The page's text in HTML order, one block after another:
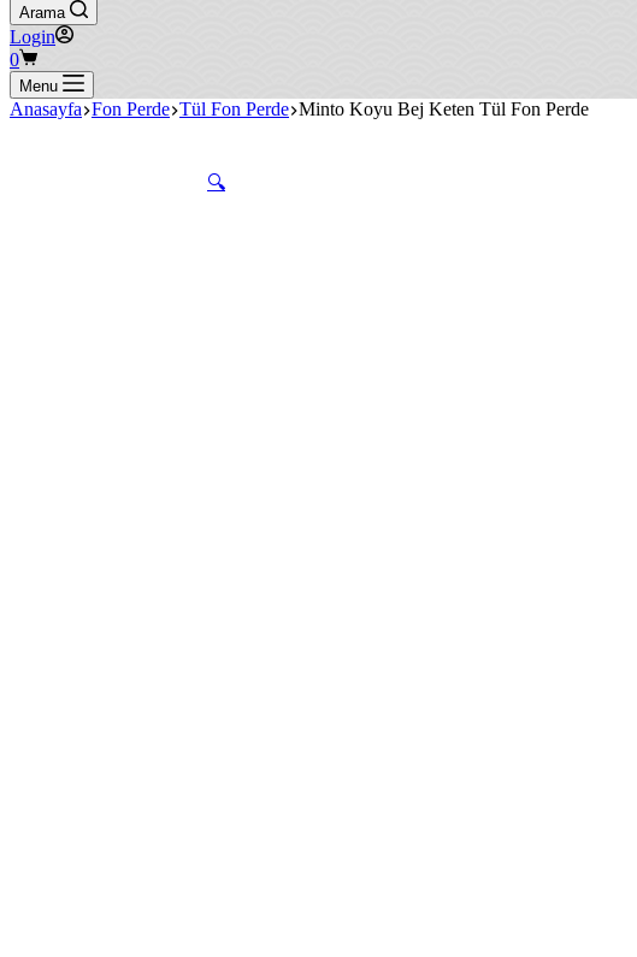
Arama
Login
Shopping
cart
0
Menu
Anasayfa Fon Perde Tül Fon Perde Minto Koyu Bej Keten Tül Fon Perde
🔍